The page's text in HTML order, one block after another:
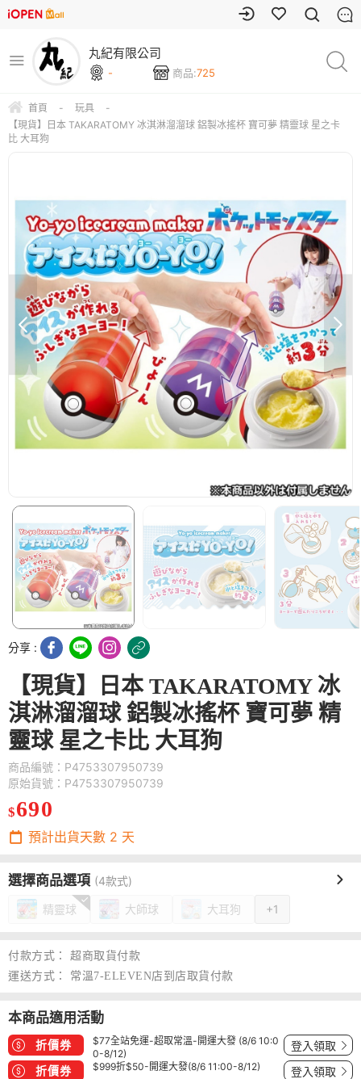
丸紀有限公司
- 商品:725
首頁 - 玩具
-
【現貨】日本 TAKARATOMY 冰淇淋溜溜球 鋁製冰搖杯 寶可夢 精靈球 星之卡
比 大耳狗
分享 :
【現貨】日本 TAKARATOMY 冰
淇淋溜溜球 鋁製冰搖杯 寶可夢 精
靈球 星之卡比 大耳狗
商品編號：P4753307950739
原始貨號：P4753307950739
$690
預計出貨天數 2 天
選擇商品選項 (4款式)
精靈球 大師球 大耳狗 +1
付款方式：
超商取貨付款
運送方式：
常溫7-ELEVEN店到店取貨付款
本商品適用活動
折價券
$77全站免運-超取常溫-開運大發 (8/6 10:0
0-8/12)
登入領取
折價券 $999折$50-開運大發(8/6 11:00-8/12) 登入領取